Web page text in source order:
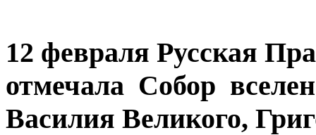
12 февраля Русская
отмечала Собор
Василия Великого,